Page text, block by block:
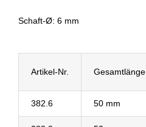
Schaft-Ø: 6 mm
Artikel-Nr. Gesamtlänge
382.6 50 mm